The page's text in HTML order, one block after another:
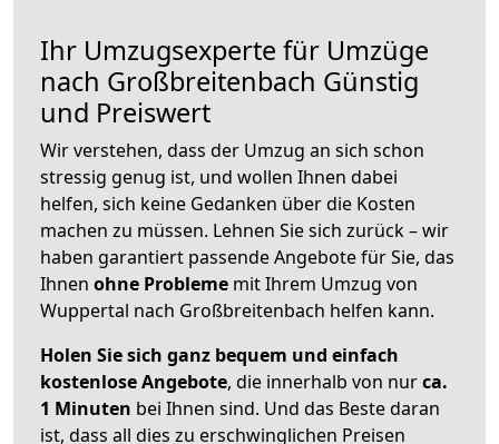
Ihr Umzugsexperte für Umzüge
nach Großbreitenbach Günstig
und Preiswert
Wir verstehen, dass der Umzug an sich schon
stressig genug ist, und wollen Ihnen dabei
helfen, sich keine Gedanken über die Kosten
machen zu müssen. Lehnen Sie sich zurück – wir
haben garantiert passende Angebote für Sie, das
Ihnen ohne Probleme mit Ihrem Umzug von
Wuppertal nach Großbreitenbach helfen kann.
Holen Sie sich ganz bequem und einfach
kostenlose Angebote, die innerhalb von nurca.
1 Minuten bei Ihnen sind. Und das Beste daran
ist, dass all dies zu erschwinglichen Preisen